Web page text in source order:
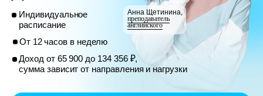
От 12 часов в неделю
Доход от 65 900 до 134 356 ₽,
сумма зависит от направления и нагрузки